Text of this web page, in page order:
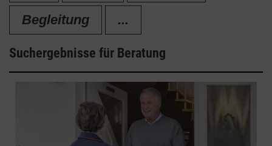
Begleitung ...
Suchergebnisse für Beratung